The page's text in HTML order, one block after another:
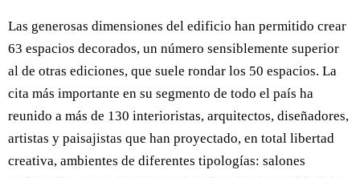
Las generosas dimensiones del edificio han permitido crear
63 espacios decorados, un número sensiblemente superior
al de otras ediciones, que suele rondar los 50 espacios. La
cita más importante en su segmento de todo el país ha
reunido a más de 130 interioristas, arquitectos, diseñadores,
artistas y paisajistas que han proyectado, en total libertad
creativa, ambientes de diferentes tipologías: salones